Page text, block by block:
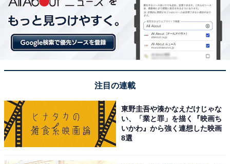
注目の連載
東野圭吾や湊かなえだけじゃな
い、「業と罪」を描く『映画ち
いかわ』から強く連想した映画
8選